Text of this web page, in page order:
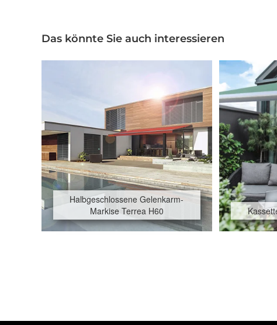
Das könnte Sie auch interessieren
Halbgeschlossene Gelenkarm-
Markise Terrea H60